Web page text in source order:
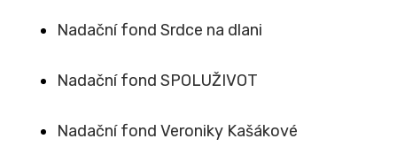
Nadační fond Srdce na dlani
Nadační fond SPOLUŽIVOT
Nadační fond Veroniky Kašákové